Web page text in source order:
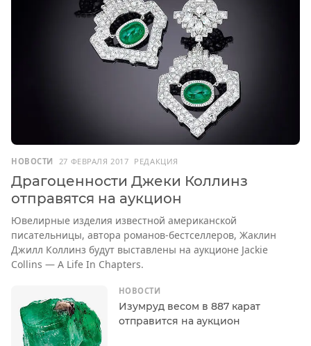
НОВОСТИ 27 ФЕВРАЛЯ 2017 РЕДАКЦИЯ
Драгоценности Джеки Коллинз
отправятся на аукцион
Ювелирные изделия известной американской
писательницы, автора романов-бестселлеров, Жаклин
Джилл Коллинз будут выставлены на аукционе Jackie
Collins — A Life In Chapters.
НОВОСТИ
Изумруд весом в 887 карат
отправится на аукцион